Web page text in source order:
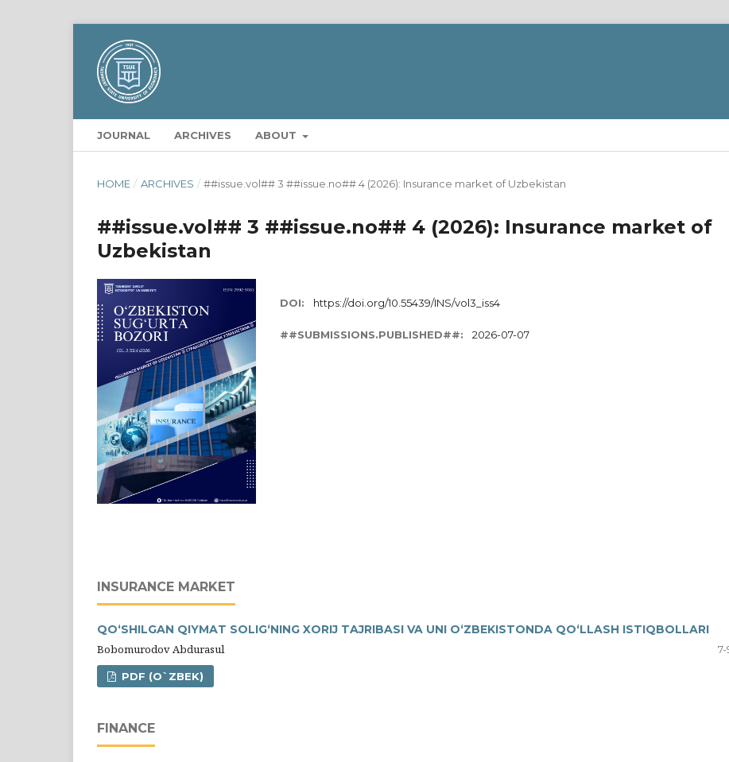
JOURNAL ARCHIVES ABOUT
HOME / ARCHIVES / ##issue.vol## 3 ##issue.no## 4 (2026): Insurance market of Uzbekistan
##issue.vol## 3 ##issue.no## 4 (2026): Insurance market of
Uzbekistan
DOI: https://doi.org/10.55439/INS/vol3_iss4
##SUBMISSIONS.PUBLISHED##: 2026-07-07
INSURANCE MARKET
QOʻSHILGAN QIYMAT SOLIGʻNING XORIJ TAJRIBASI VA UNI OʻZBEKISTONDA QOʻLLASH ISTIQBOLLARI
Bobomurodov Abdurasul
7-
PDF (O`ZBEK)
FINANCE